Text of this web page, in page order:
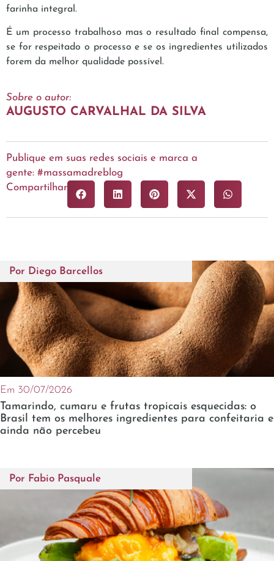
farinha integral.
É um processo trabalhoso mas o resultado final compensa,
se for respeitado o processo e se os ingredientes utilizados
forem da melhor qualidade possível.
Sobre o autor:
AUGUSTO CARVALHAL DA SILVA
Publique em suas redes sociais e marca a
gente: #massamadreblog
Compartilhar
Por Diego Barcellos
Em 30/07/2026
Tamarindo, cumaru e frutas tropicais esquecidas: o
Brasil tem os melhores ingredientes para confeitaria e
ainda não percebeu
Por Fabio Pasquale